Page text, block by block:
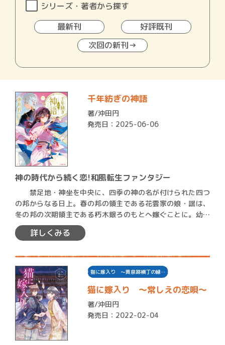
シリーズ・著者から探す
最新刊
好評既刊
次回の新刊→
千年紡ぎの神語
著/沖田円
発売日：2025-06-06
神の時代から続く恋!和風転生ファンタジー
禁足地・神坐を中央に、四季の神の名が付けられた四つ
の邦からなる日上。春の邦の領主である花雲家の娘・謡は、
冬の邦の次期領主である朽木銀ろのもとへ嫁ぐことに。幼い
頃からの…
詳しくみる
猫に嫁入り ～黄泉路横丁の縁…
猫に嫁入り ～常しえの恋唄～
著/沖田円
発売日：2022-02-04